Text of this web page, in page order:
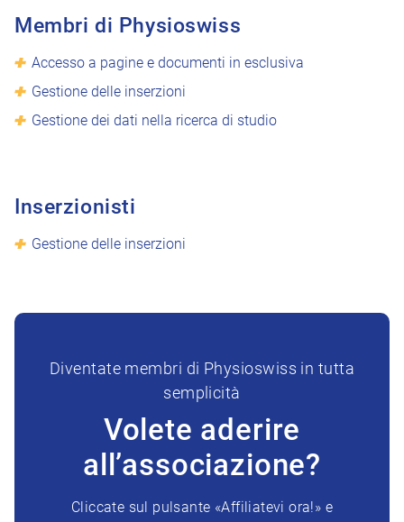
Membri di Physioswiss
Accesso a pagine e documenti in esclusiva
Gestione delle inserzioni
Gestione dei dati nella ricerca di studio
Inserzionisti
Gestione delle inserzioni
Diventate membri di Physioswiss in tutta
semplicità
Volete aderire
all’associazione?
Cliccate sul pulsante «Affiliatevi ora!» e